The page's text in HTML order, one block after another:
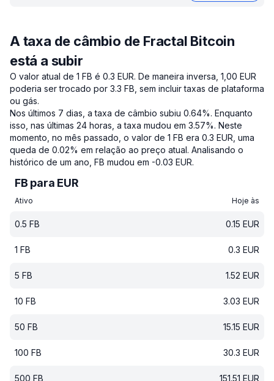
A taxa de câmbio de Fractal Bitcoin
está a subir
O valor atual de 1 FB é 0.3 EUR. De maneira inversa, 1,00 EUR
poderia ser trocado por 3.3 FB, sem incluir taxas de plataforma
ou gás.
Nos últimos 7 dias, a taxa de câmbio subiu 0.64%. Enquanto
isso, nas últimas 24 horas, a taxa mudou em 3.57%. Neste
momento, no mês passado, o valor de 1 FB era 0.3 EUR, uma
queda de 0.02% em relação ao preço atual. Analisando o
histórico de um ano, FB mudou em -0.03 EUR.
FB para EUR
Ativo Hoje às
0.5 FB 0.15 EUR
1 FB 0.3 EUR
5 FB 1.52 EUR
10 FB 3.03 EUR
50 FB 15.15 EUR
100 FB 30.3 EUR
500 FB 151.51 EUR